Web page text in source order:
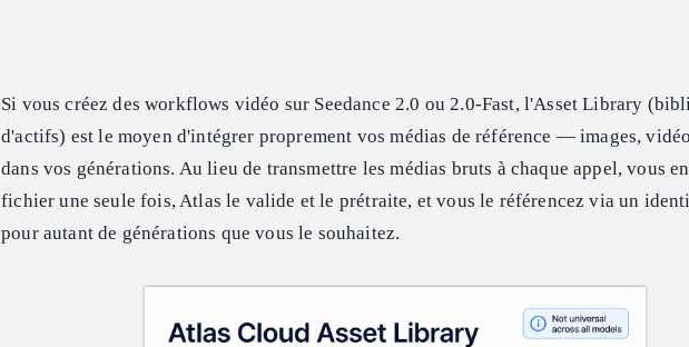
Si vous créez des workflows vidéo sur Seedance 2.0 ou 2.0-Fast, l'Asset Library
d'actifs) est le moyen d'intégrer proprement vos médias de référence — images,
dans vos générations. Au lieu de transmettre les médias bruts à chaque appel, vous
fichier une seule fois, Atlas le valide et le prétraite, et vous le référencez via un
pour autant de générations que vous le souhaitez.